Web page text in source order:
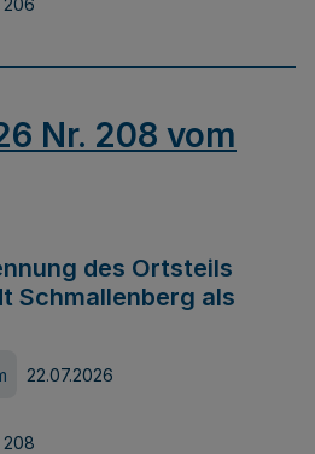
Nr. 208 vom
des Ortsteils
Schmallenberg als
22.07.2026
208